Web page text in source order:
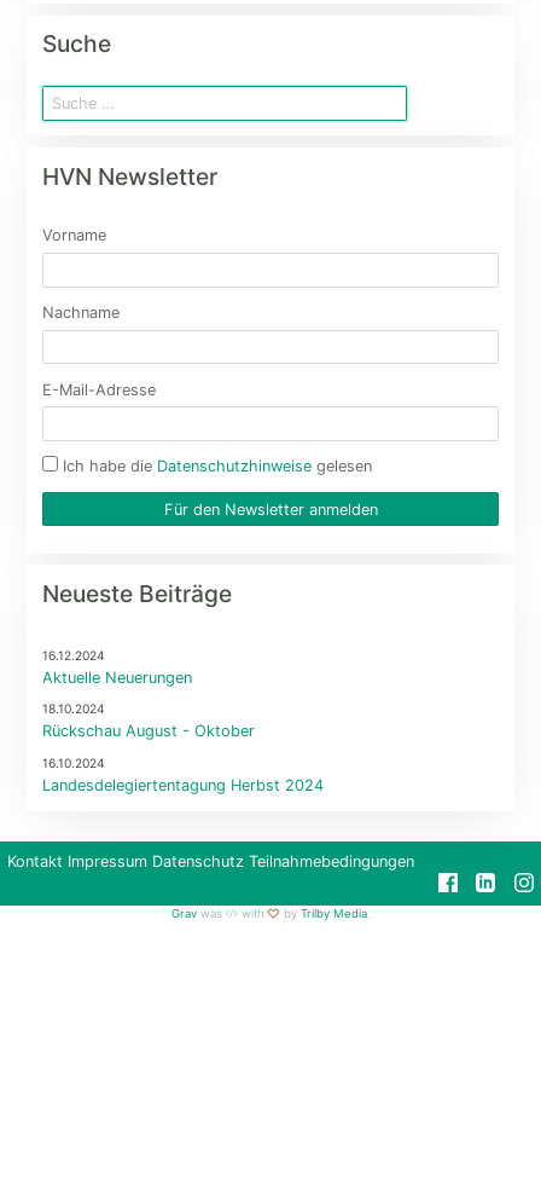
Suche
HVN Newsletter
Vorname
Nachname
E-Mail-Adresse
Ich habe die Datenschutzhinweise gelesen
Für den Newsletter anmelden
Neueste Beiträge
16.12.2024
Aktuelle Neuerungen
18.10.2024
Rückschau August - Oktober
16.10.2024
Landesdelegiertentagung Herbst 2024
Kontakt Impressum Datenschutz Teilnahmebedingungen
Gravwas with by Trilby Media.